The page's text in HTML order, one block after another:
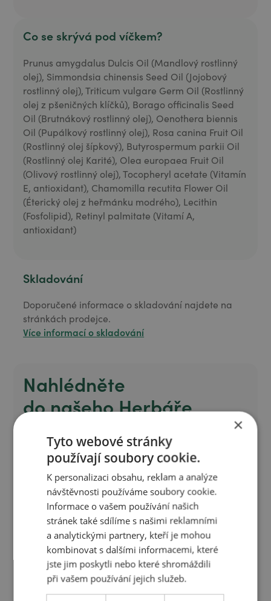
Co se skrývá pod víčkem?
Prunus amygdalus Dulcis Oil (Mandlový rostlinný
olej), Simmondsia chinensis Seed Oil (Jojobový
rostlinný olej), Triticum vulgare Germ Oil (Rostlinný
olej z pšeničných klíčků), Borago officinalis Seed
Oil (Brutnákový rostlinný olej), Oenothera biennis
Oil (Pupálkový rostlinný olej), Rosa canina Fruit Oil
(Rostlinný olej šípkový), Butyrospermum parkii Oil
(Rostlinný olej Karité), Olea europaea Fruit Oil
(Olivový rostlinný olej), Tocopheryl acetate (Vitamín
E, antioxidant), Chamomilla recutita Flower Oil
(Éterický olej z heřmánku modrého), Lecithin
(Fosfolipid), Retinyl palmitate (Vitamí A,
antioxidant)
Skladování
Doporučené informace o skladování najdete na
stránkách prodejce.
Více informací o skladování
Nahlédněte
do našeho Herbáře
Objevte sílu a původ přírodních složek, které
používáme v našich produktech. Naším Herbářem
vás provedeme skrze každou rostlinu a její
blahodárné účinky na vaši pokožku a zdraví.
Prohlédnout herbář
Prohlédnout herbář
×
Tyto webové stránky
používají soubory cookie.
K personalizaci obsahu, reklam a analýze
návštěvnosti používáme soubory cookie.
Informace o vašem používání našich
stránek také sdílíme s našimi reklamními
a analytickými partnery, kteří je mohou
kombinovat s dalšími informacemi, které
jste jim poskytli nebo které shromáždili
při vašem používání jejich služeb.